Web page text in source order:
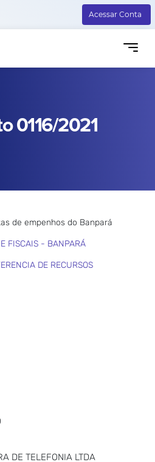
Acessar Conta
0116/2021
de empenhos do Banpará
FISCAIS - BANPARÁ
DE RECURSOS
DE TELEFONIA LTDA